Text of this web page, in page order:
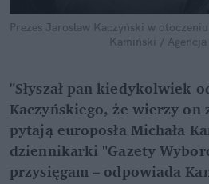
Prezes Jarosław Kaczyński w otoczeniu
Kamiński / Agencja
"Słyszał pan kiedykolwiek
Kaczyńskiego, że wierzy on
pytają europosła Michała
dziennikarki "Gazety
przysięgam – odpowiada